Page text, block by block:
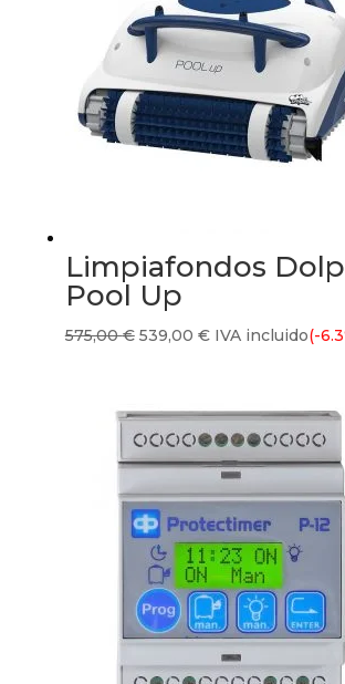
Limpiafondos
Pool Up
575,00€ El
era:
575,00 €.
539,00 €El
es:
539,00 €.
IVA incluido(-